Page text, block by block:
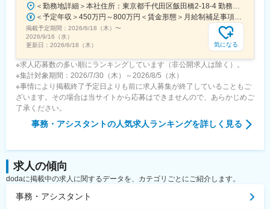
掲載予定期間： 2026/6/18（木） 〜
2026/9/16（水）
更新日： 2026/6/18（木） 気になる
※求人応募数の多い順にランキングしています（非公開求人は除く）。
※集計対象期間：2026/7/30（木）～2026/8/5（水）
※事情により掲載終了予定日よりも前に求人募集が終了していることもご
ざいます。その場合は当サイトから応募はできませんので、あらかじめご
了承ください。
事務・アシスタントの人気求人ランキングを詳しく見る
求人の傾向
dodaに掲載中の求人に関するデータを、カテゴリごとにご紹介します。
事務・アシスタント